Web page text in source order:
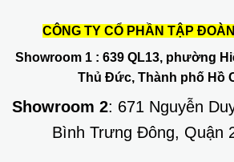
CÔNG TY CỔ PHẦN TẬP
Showroom 1: 639 QL13, phường
Thủ Đức, Thành phố Hồ
Showroom 2: 671 Nguyễn
Bình Trưng Đông, Quận